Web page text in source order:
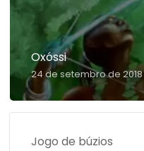
Oxóssi
24 de setembro de 2018
Jogo de búzios